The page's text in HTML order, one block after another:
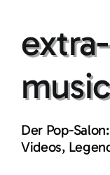
contentextra-
music
Der Pop-
Videos,